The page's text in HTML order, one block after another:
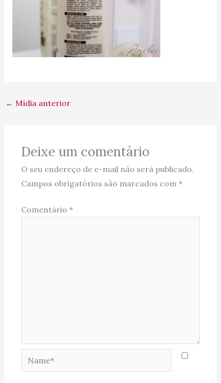
← Mídia anterior
Deixe um comentário
O seu endereço de e-mail não será publicado.
Campos obrigatórios são marcados com *
Comentário *
Name*